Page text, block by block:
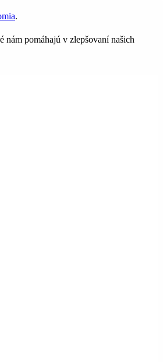
.
nám pomáhajú v zlepšovaní našich